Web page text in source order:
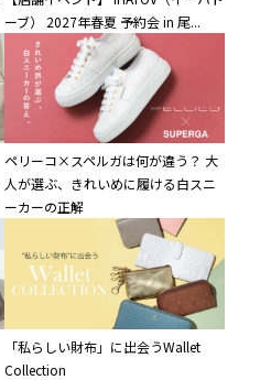
ーブ） 2027年春夏 予約会 in 尾...
ペリーコ×スペルガは何が違う？ 大
人が選ぶ、きれいめに履ける白スニ
ーカーの正解
「私らしい財布」に出会うWallet
Collection